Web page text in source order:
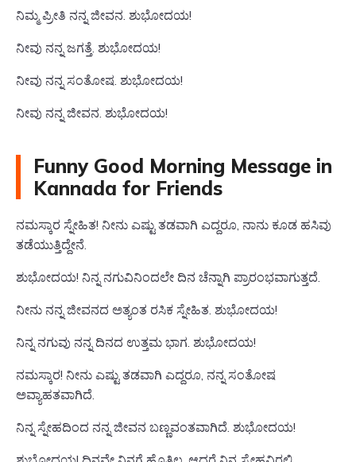
ನಿಮ್ಮ ಪ್ರೀತಿ ನನ್ನ ಜೀವನ. ಶುಭೋದಯ!
ನೀವು ನನ್ನ ಜಗತ್ತೆ. ಶುಭೋದಯ!
ನೀವು ನನ್ನ ಸಂತೋಷ. ಶುಭೋದಯ!
ನೀವು ನನ್ನ ಜೀವನ. ಶುಭೋದಯ!
Funny Good Morning Message in
Kannada for Friends
ನಮಸ್ಕಾರ ಸ್ನೇಹಿತ! ನೀನು ಎಷ್ಟು ತಡವಾಗಿ ಎದ್ದರೂ, ನಾನು ಕೂಡ ಹಸಿವು
ತಡೆಯುತ್ತಿದ್ದೇನೆ.
ಶುಭೋದಯ! ನಿನ್ನ ನಗುವಿನಿಂದಲೇ ದಿನ ಚೆನ್ನಾಗಿ ಪ್ರಾರಂಭವಾಗುತ್ತದೆ.
ನೀನು ನನ್ನ ಜೀವನದ ಅತ್ಯಂತ ರಸಿಕ ಸ್ನೇಹಿತ. ಶುಭೋದಯ!
ನಿನ್ನ ನಗುವು ನನ್ನ ದಿನದ ಉತ್ತಮ ಭಾಗ. ಶುಭೋದಯ!
ನಮಸ್ಕಾರ! ನೀನು ಎಷ್ಟು ತಡವಾಗಿ ಎದ್ದರೂ, ನನ್ನ ಸಂತೋಷ
ಅವ್ಯಾಹತವಾಗಿದೆ.
ನಿನ್ನ ಸ್ನೇಹದಿಂದ ನನ್ನ ಜೀವನ ಬಣ್ಣವಂತವಾಗಿದೆ. ಶುಭೋದಯ!